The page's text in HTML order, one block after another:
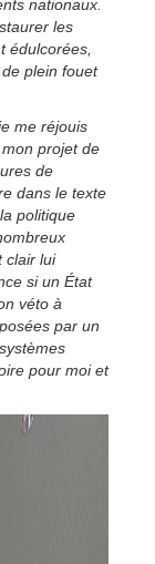
nationaux.
les
édulcorées,
plein fouet
me réjouis
projet de
de
dans le texte
politique
clair lui
si un État
véto à
par un
pour moi et